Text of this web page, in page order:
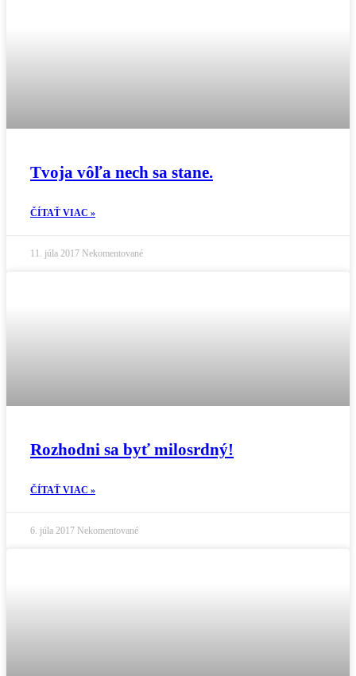
Tvoja vôľa nech sa stane.
ČÍTAŤ VIAC »
11. júla 2017 Nekomentované
Rozhodni sa byť milosrdný!
ČÍTAŤ VIAC »
6. júla 2017 Nekomentované